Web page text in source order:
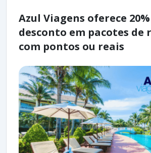
Azul Viagens oferece
desconto em pacotes de
com pontos ou reais